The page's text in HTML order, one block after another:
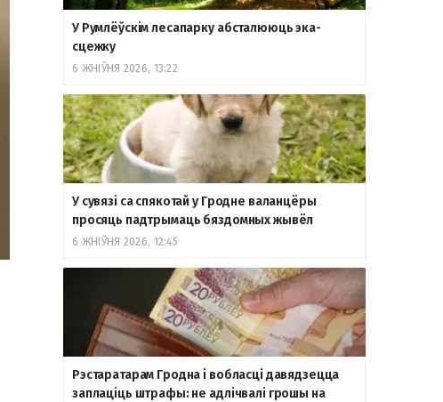
У Румлёўскім лесапарку абсталююць эка-
сцежку
6 ЖНІЎНЯ 2026, 13:22
У сувязі са спякотай у Гродне валанцёры
просяць падтрымаць бяздомных жывёл
6 ЖНІЎНЯ 2026, 12:45
Рэстаратарам Гродна і вобласці давядзецца
заплаціць штрафы: не адлічвалі грошы на